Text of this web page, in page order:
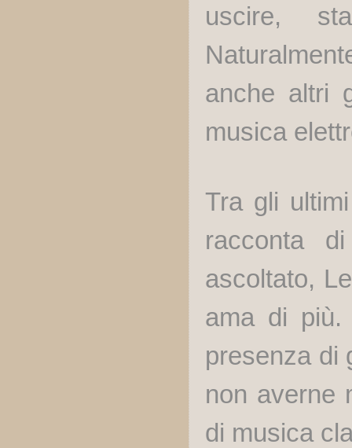
uscire,
anche altri
musica
Tra gli
racconta
ascoltato,
ama di più.
presenza di
non averne
di musica